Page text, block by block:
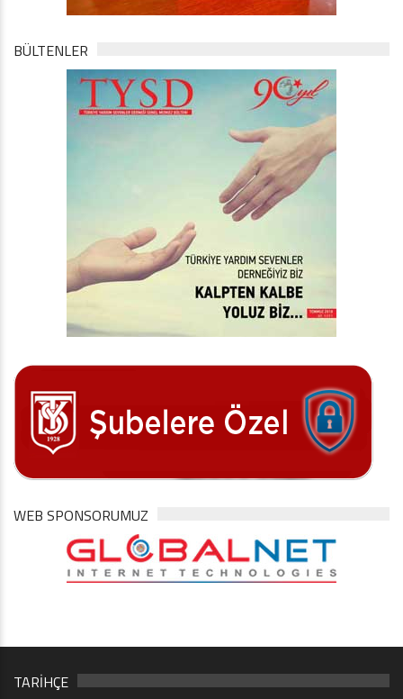
BÜLTENLER
WEB SPONSORUMUZ
TARİHÇE